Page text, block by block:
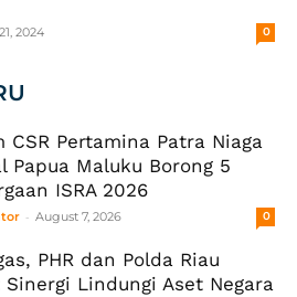
2024 0
CSR Pertamina Patra Niaga
Papua Maluku Borong 5
ISRA 2026
- August 7, 2026 0
PHR dan Polda Riau
Sinergi Lindungi Aset Negara